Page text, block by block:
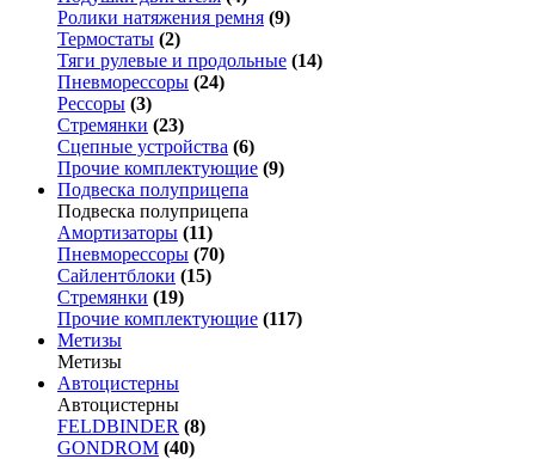
Ролики натяжения ремня (9)
Термостаты (2)
Тяги рулевые и продольные (14)
Пневморессоры (24)
Рессоры (3)
Стремянки (23)
Сцепные устройства (6)
Прочие комплектующие (9)
Подвеска полуприцепа
Подвеска полуприцепа
Амортизаторы (11)
Пневморессоры (70)
Сайлентблоки (15)
Стремянки (19)
Прочие комплектующие (117)
Метизы
Метизы
Автоцистерны
Автоцистерны
FELDBINDER (8)
GONDROM (40)